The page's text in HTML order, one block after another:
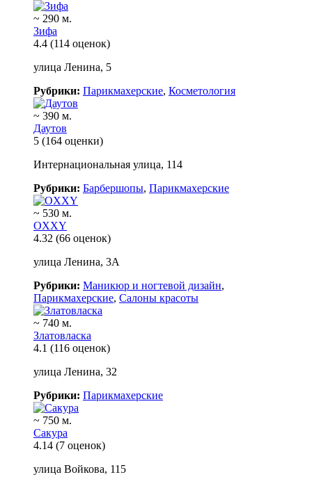
~ 290 м.
Зифа
4.4 (114 оценок)
улица Ленина, 5
Рубрики: Парикмахерские, Косметология
~ 390 м.
Даутов
5 (164 оценки)
Интернациональная улица, 114
Рубрики: Барбершопы, Парикмахерские
~ 530 м.
ОXXY
4.32 (66 оценок)
улица Ленина, 3А
Рубрики: Маникюр и ногтевой дизайн,
Парикмахерские, Салоны красоты
~ 740 м.
Златовласка
4.1 (116 оценок)
улица Ленина, 32
Рубрики: Парикмахерские
~ 750 м.
Сакура
4.14 (7 оценок)
улица Войкова, 115